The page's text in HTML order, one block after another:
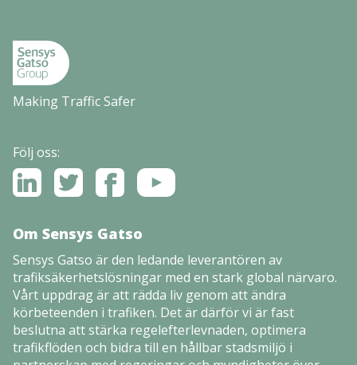
Making Traffic Safer
Följ oss:
Om Sensys Gatso
Sensys Gatso är den ledande leverantören av
trafiksäkerhetslösningar med en stark global närvaro.
Vårt uppdrag är att rädda liv genom att ändra
körbeteenden i trafiken. Det är därför vi är fast
beslutna att stärka regelefterlevnaden, optimera
trafikflöden och bidra till en hållbar stadsmiljö i